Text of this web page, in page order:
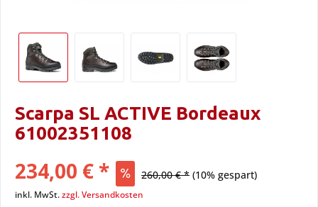
Scarpa SL ACTIVE Bordeaux
61002351108
234,00 € * 260,00 € * (10% gespart)
inkl. MwSt.zzgl. Versandkosten